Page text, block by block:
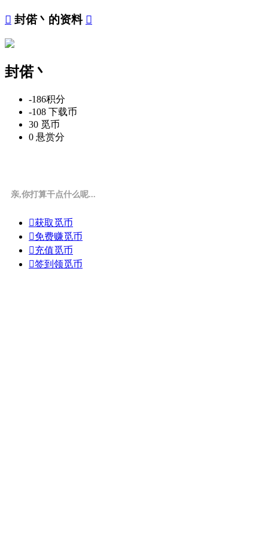
 封偌丶的资料 
封偌丶
-186积分
-108 下载币
30 觅币
0 悬赏分
亲,你打算干点什么呢...
获取觅币
免费赚觅币
充值觅币
签到领觅币